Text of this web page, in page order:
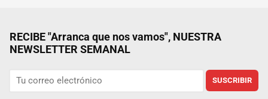
RECIBE "Arranca que nos vamos", NUESTRA
NEWSLETTER SEMANAL
SUSCRIBIR